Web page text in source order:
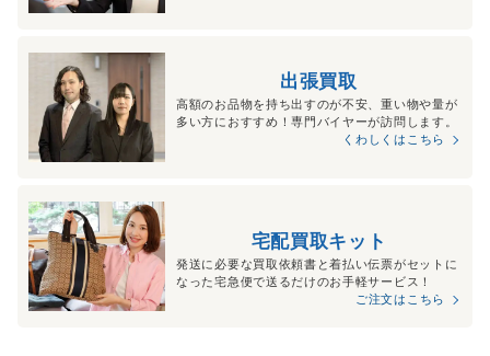
出張買取
高額のお品物を持ち出すのが不安、重い物や量が
多い方におすすめ！専門バイヤーが訪問します。
くわしくはこちら
宅配買取キット
発送に必要な買取依頼書と着払い伝票がセットに
なった宅急便で送るだけのお手軽サービス！
ご注文はこちら